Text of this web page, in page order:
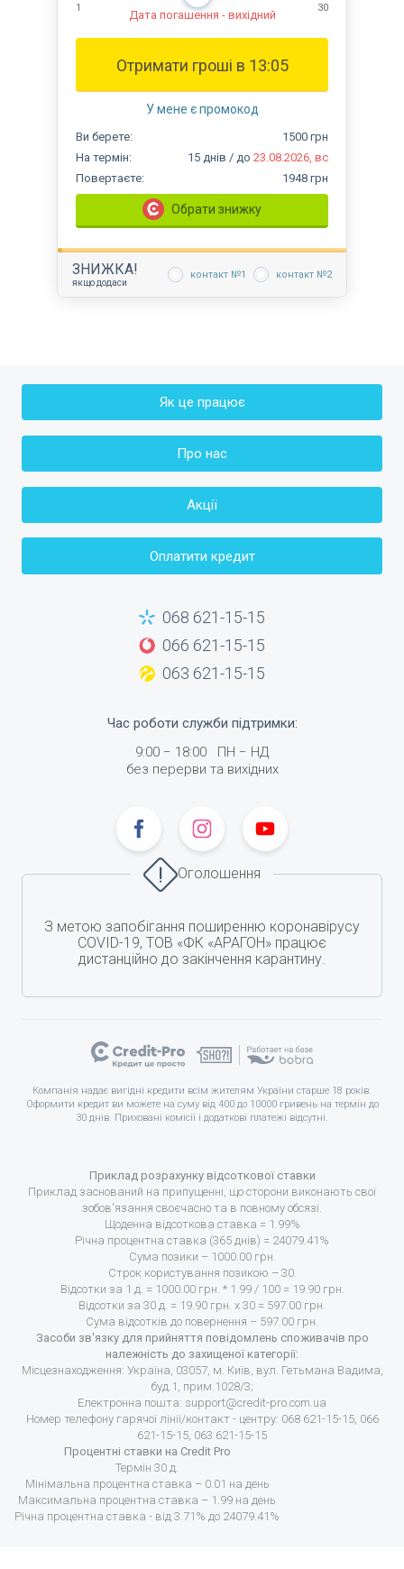
1 30
Дата погашення - вихідний
Отримати гроші в 13:05
У мене є промокод
Ви берете: 1500 грн
На термін: 15 днів / до 23.08.2026, вс
Повертаєте: 1948 грн
Обрати знижку
ЗНИЖКА!
якщо додаси
контакт №1 контакт №2
Як це працює
Про нас
Акції
Оплатити кредит
068 621-15-15
066 621-15-15
063 621-15-15
Час роботи служби підтримки:
9:00 − 18:00 ПН − НД
без перерви та вихідних
Оголошення
З метою запобігання поширенню коронавірусу
COVID-19, ТОВ «ФК «АРАГОН» працює
дистанційно до закінчення карантину.
Компанія надає вигідні кредити всім жителям України старше 18 років.
Оформити кредит ви можете на суму від 400 до 10000 гривень на термін до
30 днів. Приховані комісії і додаткові платежі відсутні.
Приклад розрахунку відсоткової ставки
Приклад заснований на припущенні, що сторони виконають свої
зобов'язання своєчасно та в повному обсязі.
Щоденна відсоткова ставка = 1.99%
Річна процентна ставка (365 днів) = 24079.41%
Сума позики – 1000.00 грн.
Строк користування позикою – 30.
Відсотки за 1 д. = 1000.00 грн. * 1.99 / 100 = 19.90 грн.
Відсотки за 30 д. = 19.90 грн. х 30 = 597.00 грн.
Сума відсотків до повернення – 597.00 грн.
Засоби зв'язку для прийняття повідомлень споживачів про
належність до захищеної категорії:
Місцезнаходження: Україна, 03057, м. Київ, вул. Гетьмана Вадима,
буд.1, прим.1028/3;
Електронна пошта: support@credit-pro.com.ua
Номер телефону гарячої лінії/контакт - центру: 068 621-15-15, 066
621-15-15, 063 621-15-15
Процентні ставки на Credit Pro
Термін 30 д.
Мінімальна процентна ставка – 0.01 на день
Максимальна процентна ставка – 1.99 на день
Річна процентна ставка - від 3.71% до 24079.41%